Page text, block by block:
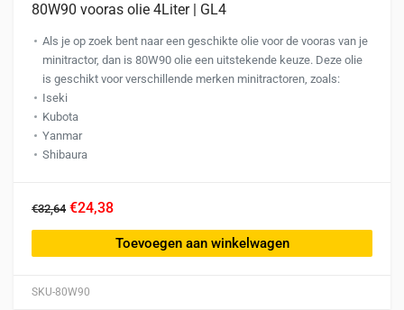
SKU-80W90
80W90 vooras olie 4Liter | GL4
Als je op zoek bent naar een geschikte olie voor de vooras van je
minitractor, dan is 80W90 olie een uitstekende keuze. Deze olie
is geschikt voor verschillende merken minitractoren, zoals:
Iseki
Kubota
Yanmar
Shibaura
€32,64 €24,38
Toevoegen aan winkelwagen